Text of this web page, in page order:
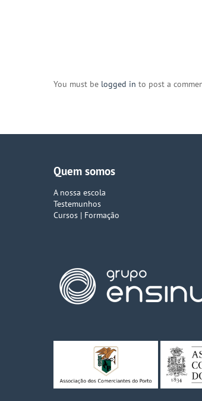
You must be logged in to post a
Quem somos
A nossa escola
Testemunhos
Cursos | Formação